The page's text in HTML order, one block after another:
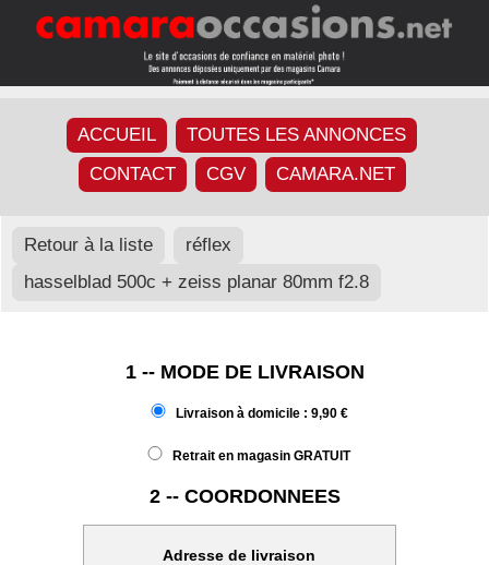
ACCUEIL
TOUTES LES ANNONCES
CONTACT
CGV CAMARA.NET
Retour à la liste
réflex
hasselblad 500c + zeiss planar 80mm f2.8
1 -- MODE DE LIVRAISON
Livraison à domicile : 9,90 €
Retrait en magasin GRATUIT
2 -- COORDONNEES
Adresse de livraison